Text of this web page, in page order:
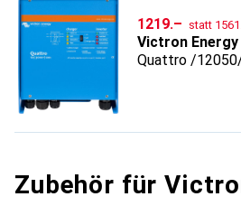
CHF
1219.– statt CHF
Victron Energy
Quattro /
Zubehör für